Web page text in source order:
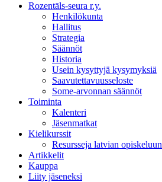
Rozentāls-seura r.y.
Henkilökunta
Hallitus
Strategia
Säännöt
Historia
Usein kysyttyjä kysymyksiä
Saavutettavuusseloste
Some-arvonnan säännöt
Toiminta
Kalenteri
Jäsenmatkat
Kielikurssit
Resursseja latvian opiskeluun
Artikkelit
Kauppa
Liity jäseneksi